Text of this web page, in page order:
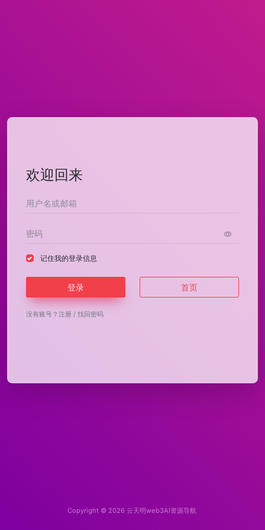
欢迎回来
记住我的登录信息
登录 首页
没有账号？ 注册 / 找回密码
Copyright © 2026 云天明web3AI资源导航